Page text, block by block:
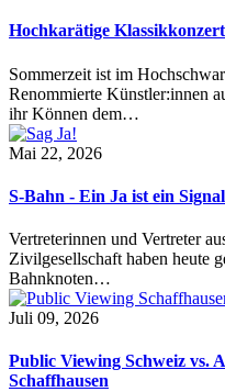
Hochkarätige
Sommerzeit ist im
Renommierte Künstler:innen
ihr Können dem…
Mai 22, 2026
S-Bahn - Ein Ja ist ein
Vertreterinnen und Vertreter
Zivilgesellschaft haben heute
Bahnknoten…
Juli 09, 2026
Public Viewing Schweiz vs.
Schaffhausen